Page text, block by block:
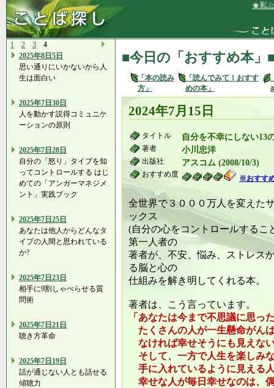
★私は、
1 2 3
4
2025年8日5日
思い通りにいかないから人
生は面白い
2025年7日30日
人を動かす説得コミュニケ
ーションの原則
2025年7日28日
自分の「怒り」タイプを知
ってコントロールする はじ
めての「アンガーマネジメ
ント」実践ブック
2025年7日25日
あなたは他人からどんなタ
イプの人間と思われている
か?
2025年7日23日
相手に9割しゃべらせる質
問術
2025年7日21日
聴き方革命
2025年7日19日
話が通じない人とも話せる
傾聴力
■今日の「おすすめ本」
「本の読み
方」
「読んでみて！おすす
めの本」
2024年7月15日
タイトル 自分を不幸にしない13
著者 小川忠洋
出版社 アスコム (2008/10/3)
おすすめ度 ※おすす
全世界で３０００万人を変えた
ックス
(自分の心をコントロールするこ
第一人者の
著者が、不安、悩み、ストレス
る脳と心の
仕組みを解き明してくれる本。
著者は、こう言っています。
「あなたは今まで不思議に思っ
たくさんの人が一生懸命がん
なければ幸せそうにも見えな
そして、一方で人生を楽しみ
手に入れているように見える
幸せな人が毎日幸せなのは、